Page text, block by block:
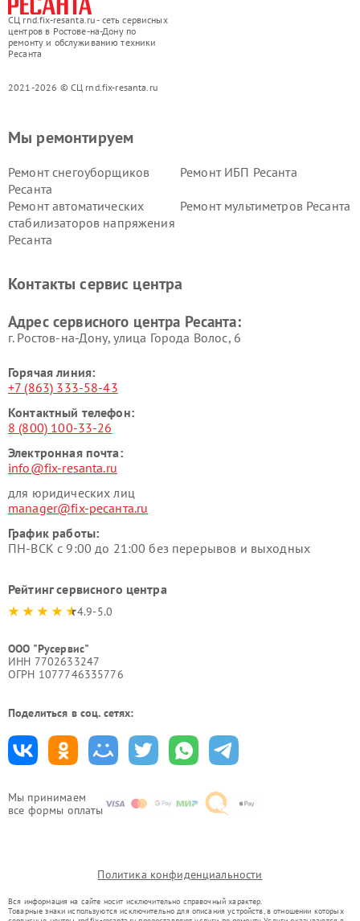
СЦ rnd.fix-resanta.ru - сеть сервисных
центров в Ростове-на-Дону по
ремонту и обслуживанию техники
Ресанта
2021-2026 © СЦ rnd.fix-resanta.ru
Мы принимаем
все формы оплаты
Мы ремонтируем
Ремонт снегоуборщиков
Ресанта
Ремонт ИБП Ресанта
Ремонт автоматических
стабилизаторов напряжения
Ресанта
Ремонт мультиметров Ресанта
Контакты сервис центра
Адрес сервисного центра Ресанта:
г. Ростов-на-Дону, улица Города Волос, 6
Горячая линия:
+7 (863) 333-58-43
Контактный телефон:
8 (800) 100-33-26
Электронная почта:
info@fix-resanta.ru
для юридических лиц
manager@fix-ресанта.ru
График работы:
ПН-ВСК с 9:00 до 21:00 без перерывов и выходных
Рейтинг сервисного центра
4.9-5.0
ООО "Русервис"
ИНН 7702633247
ОГРН 1077746335776
Поделиться в соц. сетях:
Политика конфиденциальности
Вся информация на сайте носит исключительно справочный характер.
Товарные знаки используются исключительно для описания устройств, в отношении которых